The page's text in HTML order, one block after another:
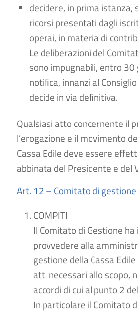
decidere, in prima istanza,
ricorsi presentati dagli
operai, in materia di
Le deliberazioni del
sono impugnabili, entro 30
notiﬁca, innanzi al
decide in via deﬁnitiva.
Qualsiasi atto concernente il
l’erogazione e il movimento
Cassa Edile deve essere
abbinata del Presidente e del
Art. 12 – Comitato di gestione
COMPITI
Il Comitato di Gestione ha
provvedere alla
gestione della Cassa
atti necessari allo scopo,
accordi di cui al punto 2
In particolare il Comitato